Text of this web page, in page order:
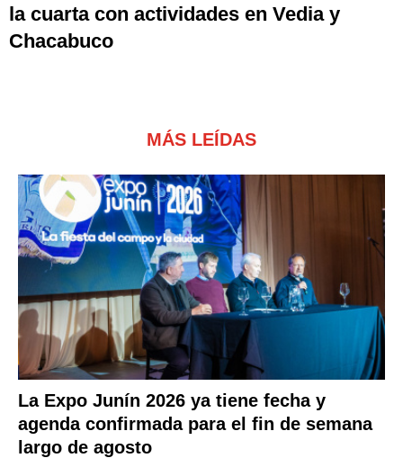
la cuarta con actividades en Vedia y
Chacabuco
MÁS LEÍDAS
La Expo Junín 2026 ya tiene fecha y
agenda confirmada para el fin de semana
largo de agosto